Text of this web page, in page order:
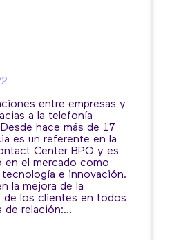
entre empresas y
a la telefonía
hace más de 17
es un referente en la
Center BPO y es
en el mercado como
e innovación.
la mejora de la
de los clientes en todos
de relación:…